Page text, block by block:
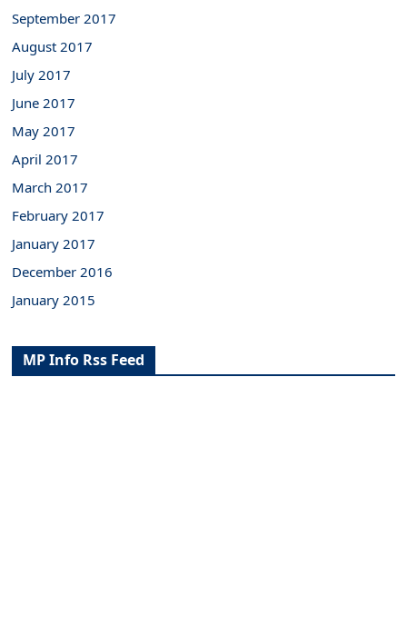
September 2017
August 2017
July 2017
June 2017
May 2017
April 2017
March 2017
February 2017
January 2017
December 2016
January 2015
MP Info Rss Feed